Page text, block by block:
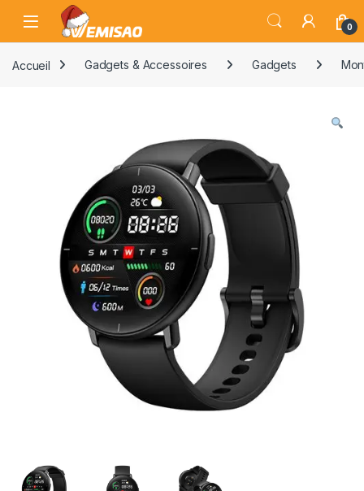
Skip to navigation
Skip to content
Open 0
Accueil Gadgets & Accessoires Gadgets